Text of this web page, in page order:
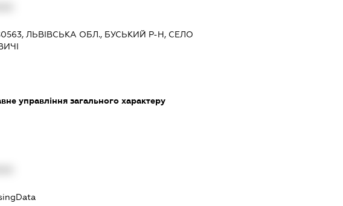
ЛЬВІВСЬКА ОБЛ., БУСЬКИЙ Р-Н, СЕЛО
управління загального характеру